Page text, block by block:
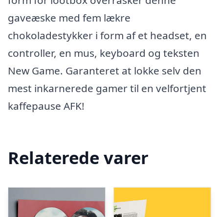
gaveæske med fem lækre
chokoladestykker i form af et headset, en
controller, en mus, keyboard og teksten
New Game. Garanteret at lokke selv den
mest inkarnerede gamer til en velfortjent
kaffepause AFK!
Relaterede varer